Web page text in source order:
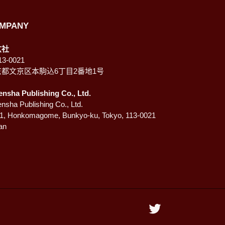
0021
文京区本駒込6丁目2番地1号
Publishing Co., Ltd.
Publishing Co., Ltd.
Honkomagome, Bunkyo-ku, Tokyo, 113-0021
Twitter